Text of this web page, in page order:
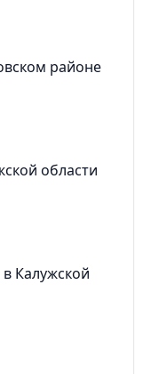
районе
области
Калужской